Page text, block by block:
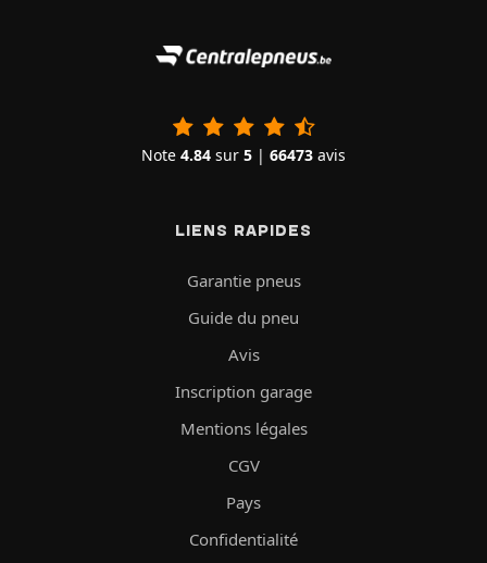
Note 4.84 sur 5 | 66473 avis
LIENS RAPIDES
Garantie pneus
Guide du pneu
Avis
Inscription garage
Mentions légales
CGV
Pays
Confidentialité